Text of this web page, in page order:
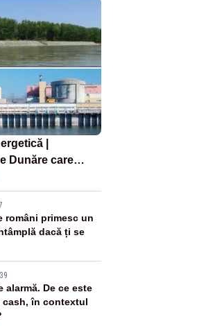
|
Dunăre care
Cernavodă era
lui Ceaușescu
români primesc un
dacă ți se
alarmă. De ce este
cash, în contextul